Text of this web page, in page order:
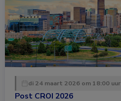
di 24 maart 2026 om 18:00 uur
Post CROI 2026